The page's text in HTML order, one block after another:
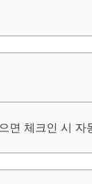
면 체크인 시 자